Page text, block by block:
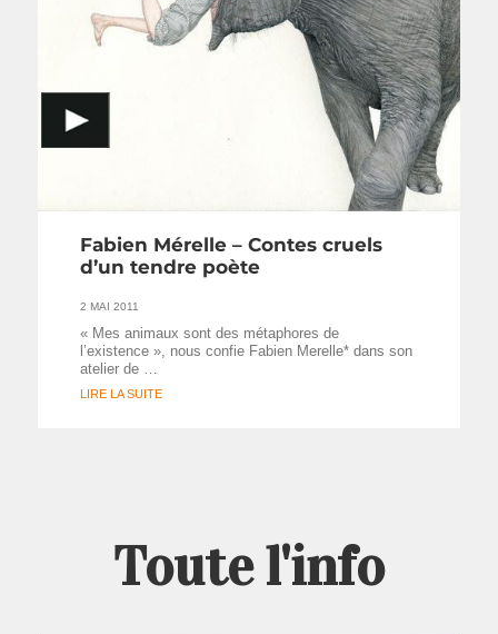
Fabien Mérelle – Contes cruels
d’un tendre poète
2 MAI 2011
« Mes animaux sont des métaphores de
l’existence », nous confie Fabien Merelle* dans son
atelier de …
LIRE LA SUITE
Toute l'info